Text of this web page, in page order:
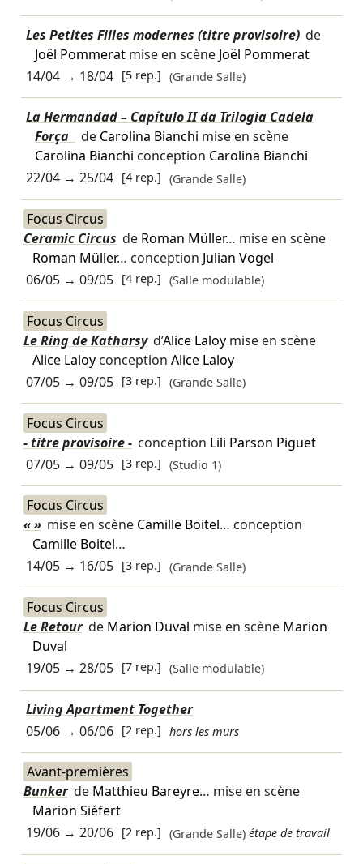
Les Petites Filles modernes (titre provisoire) de
Joël Pommeratmise en scène Joël Pommerat
14/04→ 18/04 [5 rep.] (Grande Salle)
La Hermandad – Capítulo II da Trilogia Cadela
Força
de Carolina Bianchi mise en scène
Carolina Bianchi conception Carolina Bianchi
22/04→ 25/04 [4 rep.] (Grande Salle)
Focus Circus
Ceramic Circus de Roman Müller… mise en scène
Roman Müller… conception Julian Vogel
06/05→ 09/05 [4 rep.] (Salle modulable)
Focus Circus
Le Ring de Katharsy d’Alice Laloymise en scène
Alice Laloyconception Alice Laloy
07/05→ 09/05 [3 rep.] (Grande Salle)
Focus Circus
- titre provisoire - conception Lili Parson Piguet
07/05→ 09/05 [3 rep.] (Studio 1)
Focus Circus
« » mise en scène Camille Boitel… conception
Camille Boitel…
14/05→ 16/05 [3 rep.] (Grande Salle)
Focus Circus
Le Retour de Marion Duval mise en scène Marion
Duval
19/05→ 28/05 [7 rep.] (Salle modulable)
Living Apartment Together
05/06→ 06/06 [2 rep.] hors les murs
Avant-premières
Bunker de Matthieu Bareyre… mise en scène
Marion Siéfert
19/06→ 20/06 [2 rep.] (Grande Salle) étape de travail